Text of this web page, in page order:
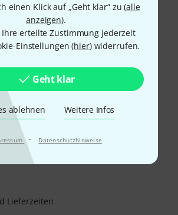
einen Klick auf „Geht klar“ zu (alle
anzeigen).
Ihre erteilte Zustimmung jederzeit
Einstellungen (hier) widerrufen.
Geht klar
ablehnen Weitere Infos
· Datenschutzhinweise
Garantie
Back-Garantie
Fachexperten
Versandlager
Lieferzeiten